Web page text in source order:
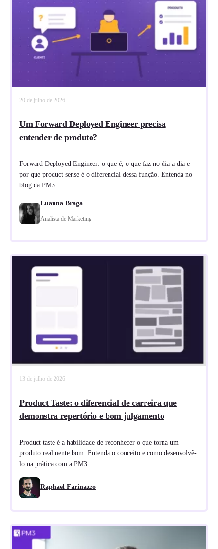
20 de julho de 2026
Um Forward Deployed Engineer precisa
entender de produto?
Forward Deployed Engineer: o que é, o que faz no dia a dia e
por que product sense é o diferencial dessa função. Entenda no
blog da PM3.
Luanna Braga
Analista de Marketing
13 de julho de 2026
Product Taste: o diferencial de carreira que
demonstra repertório e bom julgamento
Product taste é a habilidade de reconhecer o que torna um
produto realmente bom. Entenda o conceito e como desenvolvê-
lo na prática com a PM3
Raphael Farinazzo